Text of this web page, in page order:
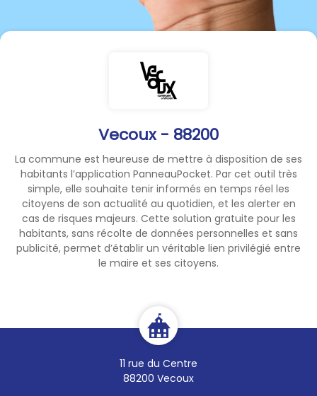
Vecoux - 88200
La commune est heureuse de mettre à disposition de ses
habitants l’application PanneauPocket. Par cet outil très
simple, elle souhaite tenir informés en temps réel les
citoyens de son actualité au quotidien, et les alerter en
cas de risques majeurs. Cette solution gratuite pour les
habitants, sans récolte de données personnelles et sans
publicité, permet d’établir un véritable lien privilégié entre
le maire et ses citoyens.
11 rue du Centre
88200 Vecoux
Panneau Pocket et le site
toujours actifs.